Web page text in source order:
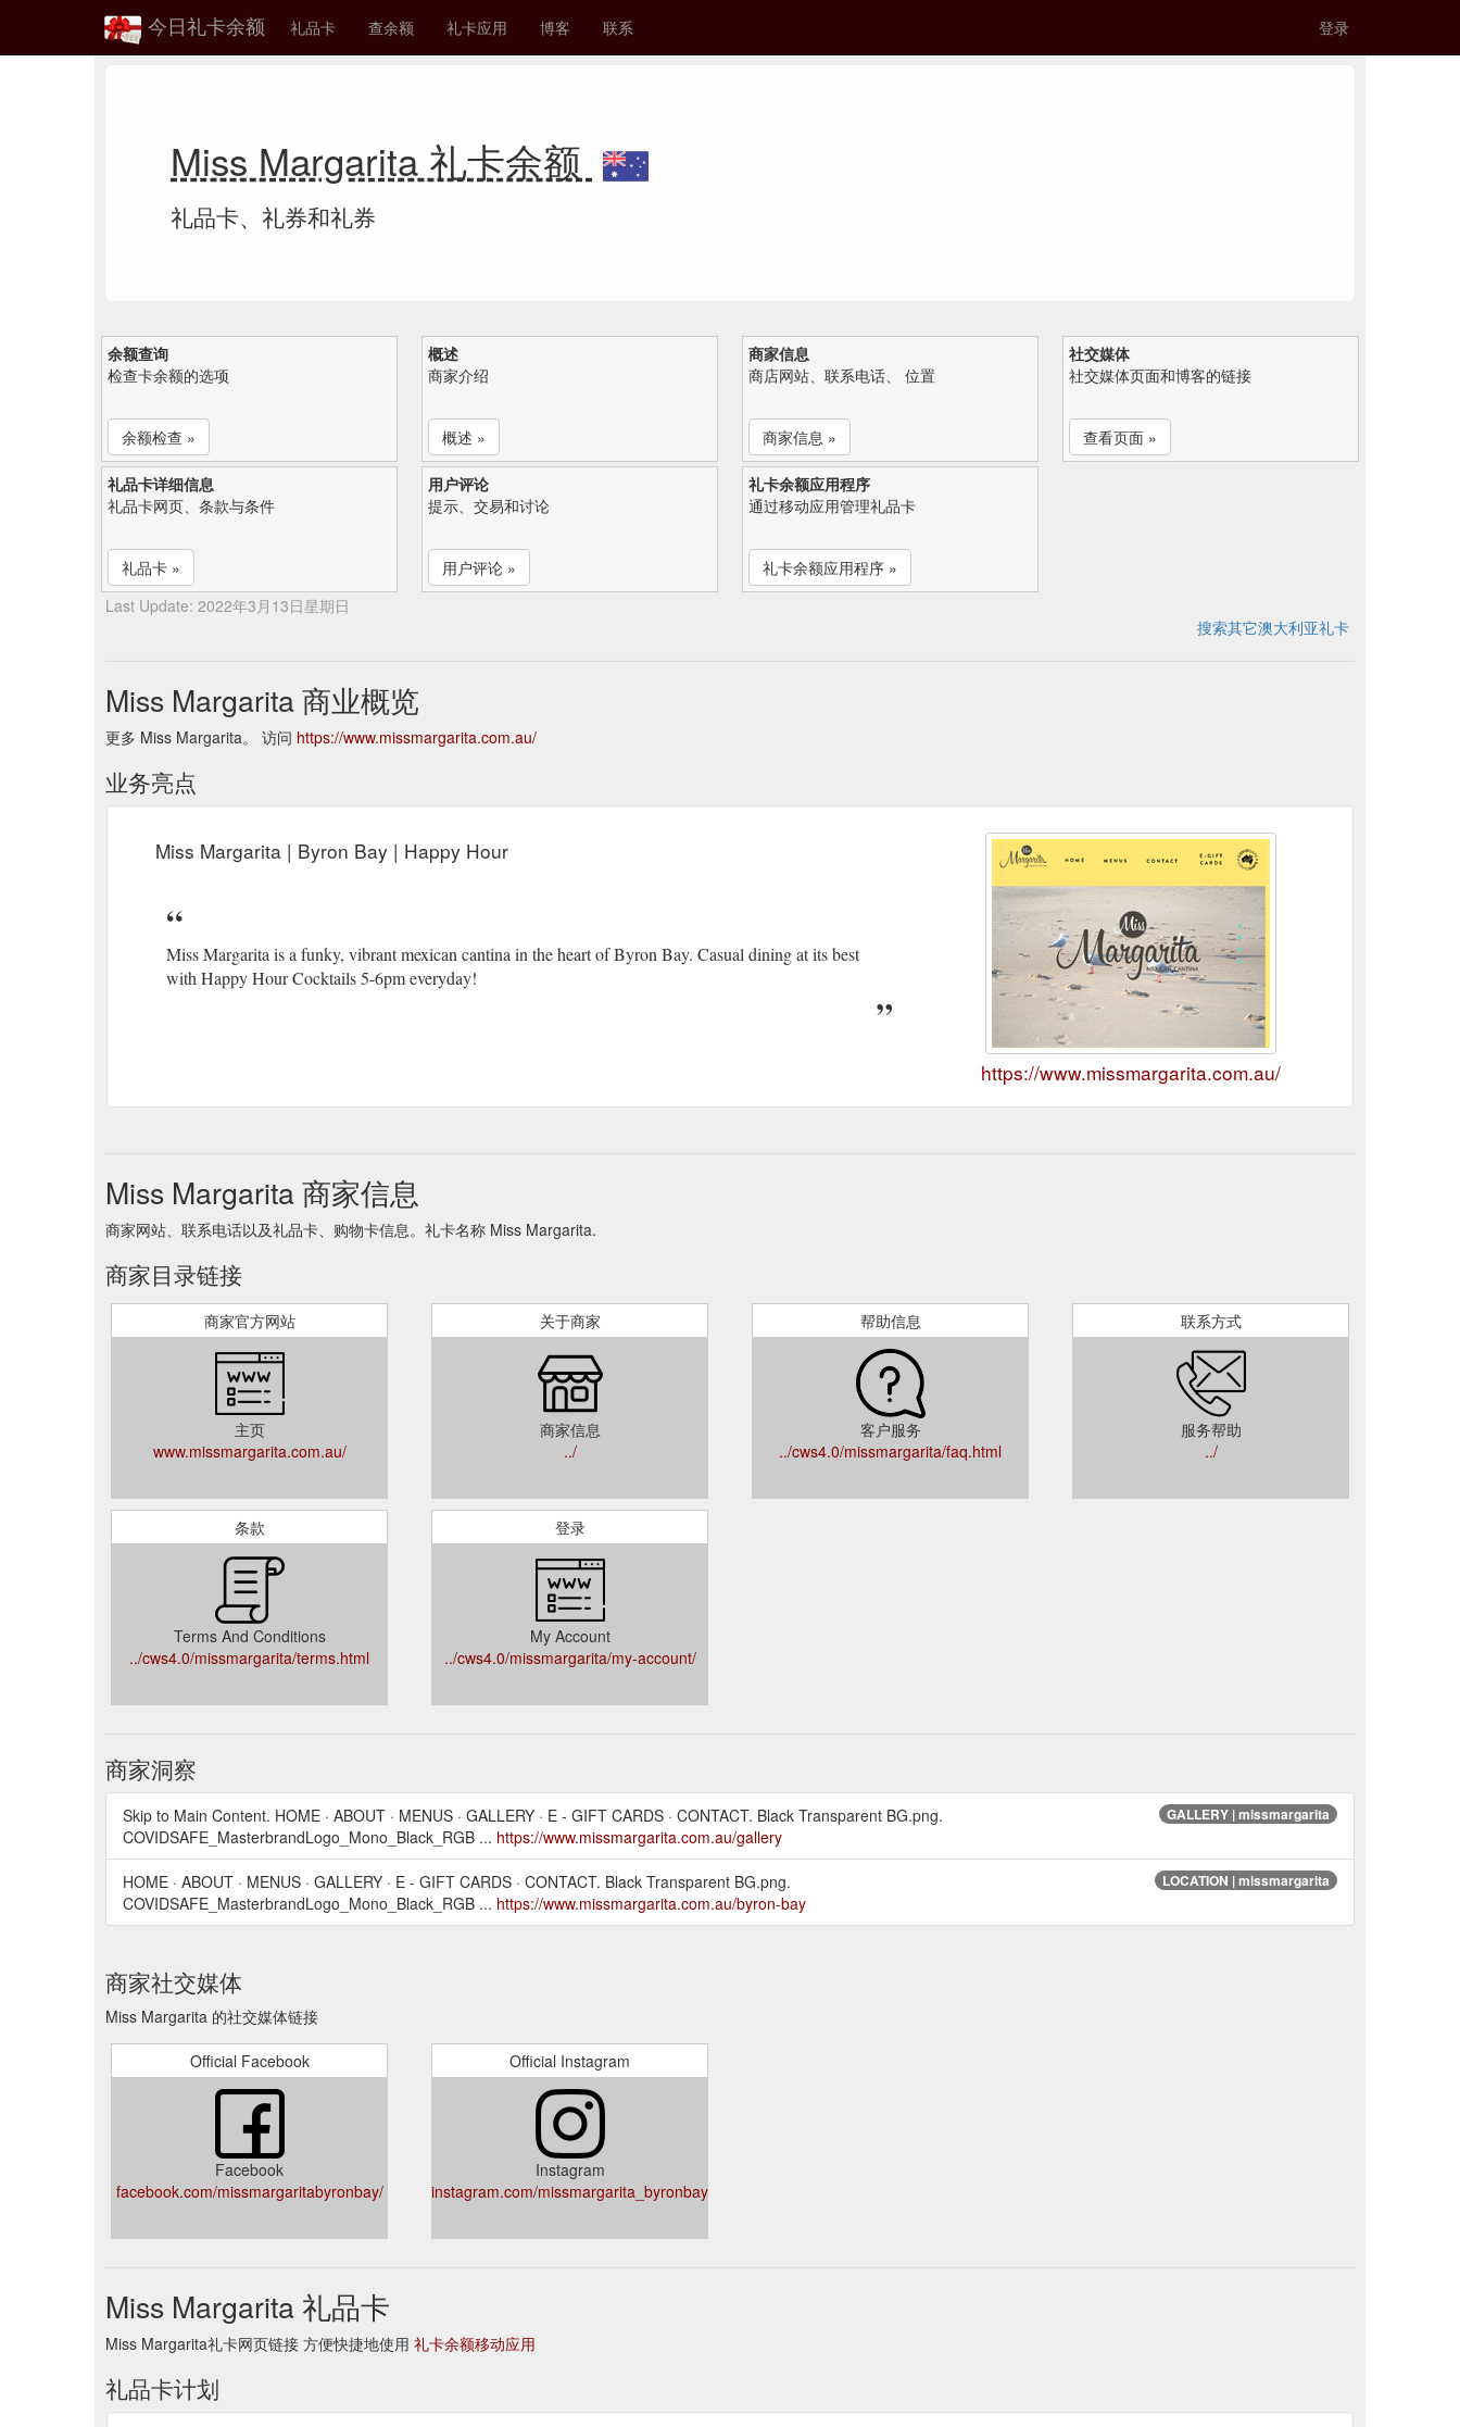
今日礼卡余额 礼品卡 查余额 礼卡应用 博客 联系 登录
Miss Margarita 礼卡余额
礼品卡、礼券和礼券
余额查询
检查卡余额的选项
余额检查 »
概述
商家介绍
概述 »
商家信息
商店网站、联系电话、 位置
商家信息 »
社交媒体
社交媒体页面和博客的链接
查看页面 »
礼品卡详细信息
礼品卡网页、条款与条件
礼品卡 »
用户评论
提示、交易和讨论
用户评论 »
礼卡余额应用程序
通过移动应用管理礼品卡
礼卡余额应用程序 »
Last Update: 2022年3月13日星期日
搜索其它澳大利亚礼卡
Miss Margarita 商业概览
更多 Miss Margarita。 访问 https://www.missmargarita.com.au/
业务亮点
Miss Margarita | Byron Bay | Happy Hour
Miss Margarita is a funky, vibrant mexican cantina in the heart of Byron Bay. Casual dining at its best
with Happy Hour Cocktails 5-6pm everyday!
https://www.missmargarita.com.au/
Miss Margarita 商家信息
商家网站、联系电话以及礼品卡、购物卡信息。礼卡名称 Miss Margarita.
商家目录链接
商家官方网站
主页
www.missmargarita.com.au/
关于商家
商家信息
../
帮助信息
客户服务
../cws4.0/missmargarita/faq.html
联系方式
服务帮助
../
条款
Terms And Conditions
../cws4.0/missmargarita/terms.html
登录
My Account
../cws4.0/missmargarita/my-account/
商家洞察
GALLERY | missmargarita
Skip to Main Content. HOME · ABOUT · MENUS · GALLERY · E - GIFT CARDS · CONTACT. Black Transparent BG.png.
COVIDSAFE_MasterbrandLogo_Mono_Black_RGB ... https://www.missmargarita.com.au/gallery
LOCATION | missmargarita
HOME · ABOUT · MENUS · GALLERY · E - GIFT CARDS · CONTACT. Black Transparent BG.png.
COVIDSAFE_MasterbrandLogo_Mono_Black_RGB ... https://www.missmargarita.com.au/byron-bay
商家社交媒体
Miss Margarita 的社交媒体链接
Official Facebook
Facebook
facebook.com/missmargaritabyronbay/
Official Instagram
Instagram
instagram.com/missmargarita_byronbay/
Miss Margarita 礼品卡
Miss Margarita礼卡网页链接 方便快捷地使用 礼卡余额移动应用
礼品卡计划